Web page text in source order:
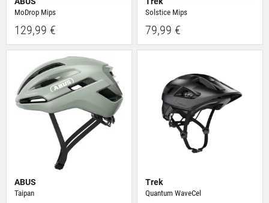
ihnen bereitgestellt hast oder die sie im Rahmen Deiner
Nutzung der Dienste gesammelt haben.
MoDrop Mips
129,99 €
Solstice Mips
79,99 €
ABUS
Taipan
Trek
Quantum WaveCel